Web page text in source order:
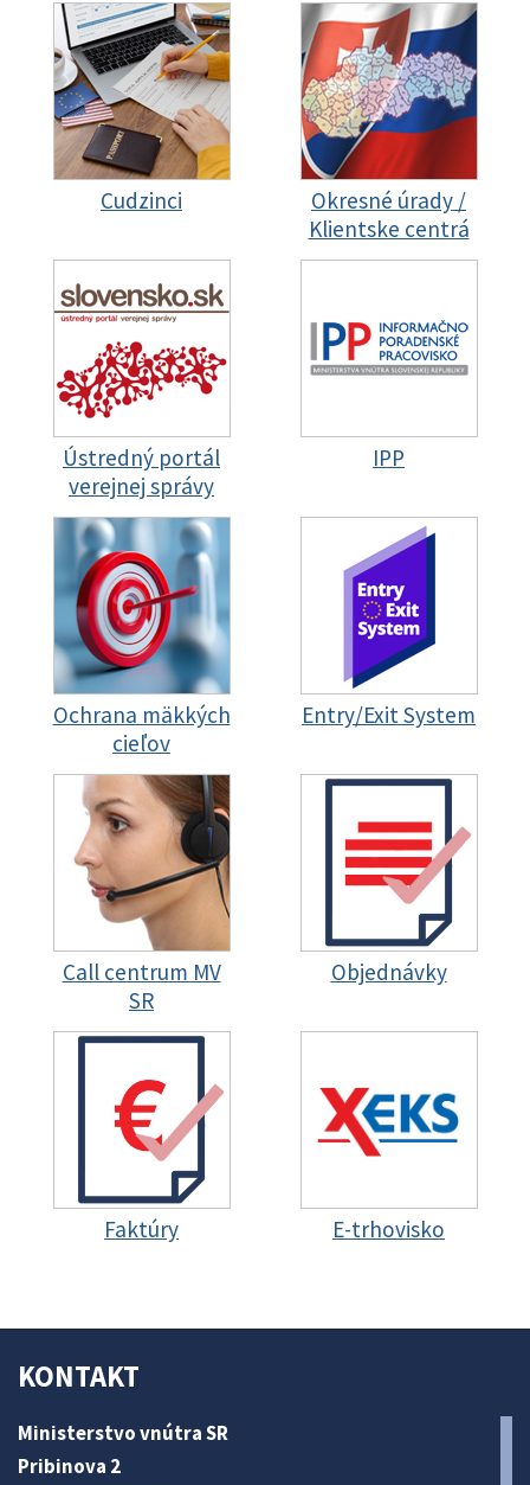
Cudzinci
Okresné úrady /
Klientske centrá
Ústredný portál
verejnej správy
IPP
Ochrana mäkkých
cieľov
Entry/Exit System
Call centrum MV
SR
Objednávky
Faktúry E-trhovisko
KONTAKT
Ministerstvo vnútra SR
Pribinova 2